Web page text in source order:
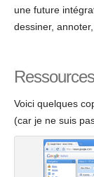
une future
dessiner,
Ressources
Voici quelques
(car je ne suis